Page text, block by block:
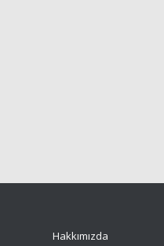
Hakkımızda